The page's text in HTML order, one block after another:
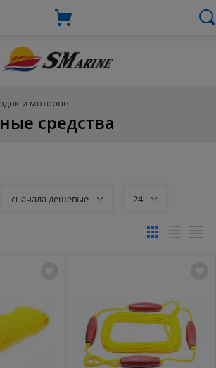
и моторов
средства
сначала дешевые 24